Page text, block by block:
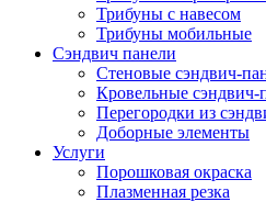
Трибуны с навесом
Трибуны мобильные
Сэндвич панели
Стеновые сэндвич-
Кровельные сэндвич-
Перегородки из
Доборные элементы
Услуги
Порошковая окраска
Плазменная резка